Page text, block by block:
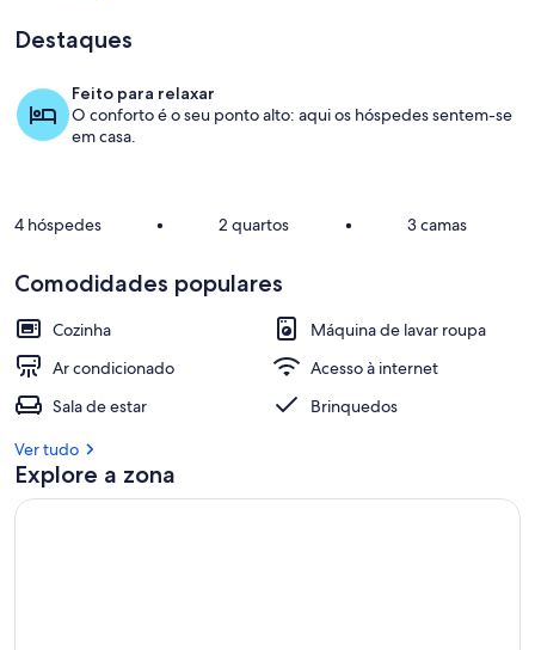
Exterior
Destaques
Feito para relaxar
O conforto é o seu ponto alto: aqui os hóspedes sentem-se
em casa.
4 hóspedes • 2 quartos • 3 camas
Comodidades populares
Cozinha
Máquina de lavar roupa
Ar condicionado
Acesso à internet
Sala de estar
Brinquedos
Ver tudo
Explore a zona